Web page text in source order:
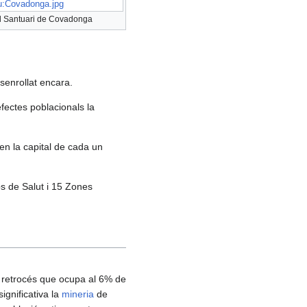
Santuari de Covadonga
encara.
poblacionals la
la capital de cada un
de Salut i 15 Zones
que ocupa al 6% de
la mineria de